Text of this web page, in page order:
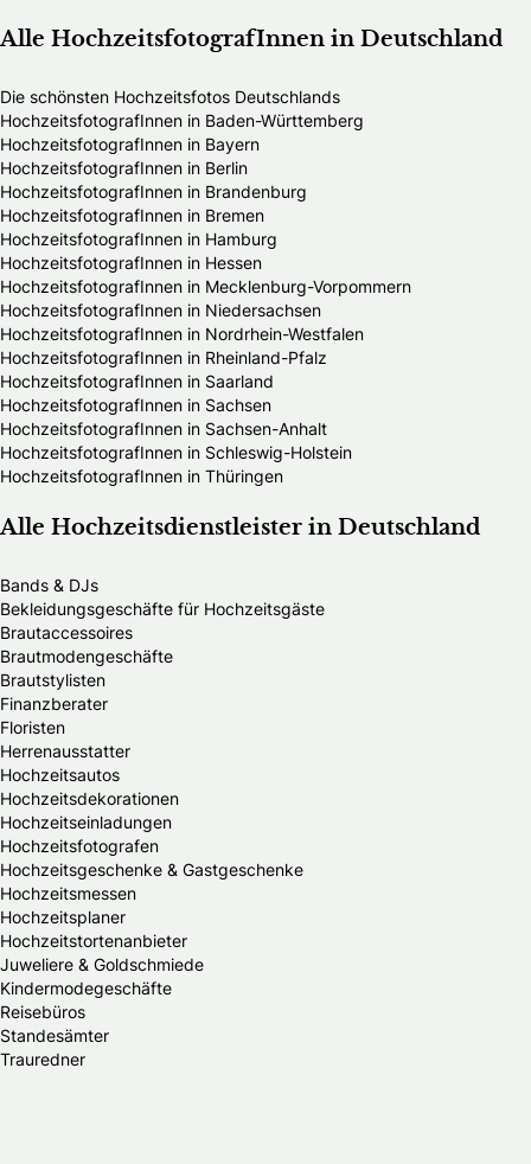
Alle HochzeitsfotografInnen in Deutschland
Die schönsten Hochzeitsfotos Deutschlands
HochzeitsfotografInnen in Baden-Württemberg
HochzeitsfotografInnen in Bayern
HochzeitsfotografInnen in Berlin
HochzeitsfotografInnen in Brandenburg
HochzeitsfotografInnen in Bremen
HochzeitsfotografInnen in Hamburg
HochzeitsfotografInnen in Hessen
HochzeitsfotografInnen in Mecklenburg-Vorpommern
HochzeitsfotografInnen in Niedersachsen
HochzeitsfotografInnen in Nordrhein-Westfalen
HochzeitsfotografInnen in Rheinland-Pfalz
HochzeitsfotografInnen in Saarland
HochzeitsfotografInnen in Sachsen
HochzeitsfotografInnen in Sachsen-Anhalt
HochzeitsfotografInnen in Schleswig-Holstein
HochzeitsfotografInnen in Thüringen
Alle Hochzeitsdienstleister in Deutschland
Bands & DJs
Bekleidungsgeschäfte für Hochzeitsgäste
Brautaccessoires
Brautmodengeschäfte
Brautstylisten
Finanzberater
Floristen
Herrenausstatter
Hochzeitsautos
Hochzeitsdekorationen
Hochzeitseinladungen
Hochzeitsfotografen
Hochzeitsgeschenke & Gastgeschenke
Hochzeitsmessen
Hochzeitsplaner
Hochzeitstortenanbieter
Juweliere & Goldschmiede
Kindermodegeschäfte
Reisebüros
Standesämter
Trauredner